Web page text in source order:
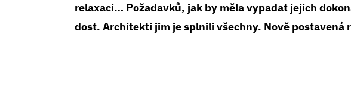
relaxaci… Požadavků, jak by měla vypadat jejich
dost. Architekti jim je splnili všechny. Nově postavená